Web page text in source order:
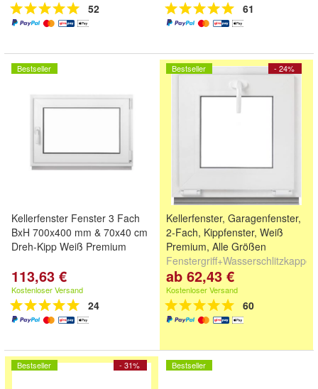
52 61
Bestseller
Kellerfenster Fenster 3 Fach
BxH 700x400 mm & 70x40 cm
Dreh-Kipp Weiß Premium
113,63 €
Kostenloser Versand
24
- 24%
Bestseller
Kellerfenster, Garagenfenster,
2-Fach, Kippfenster, Weiß
Premium, Alle Größen
ab 62,43 €
Kostenloser Versand
60
- 31%
Bestseller Bestseller